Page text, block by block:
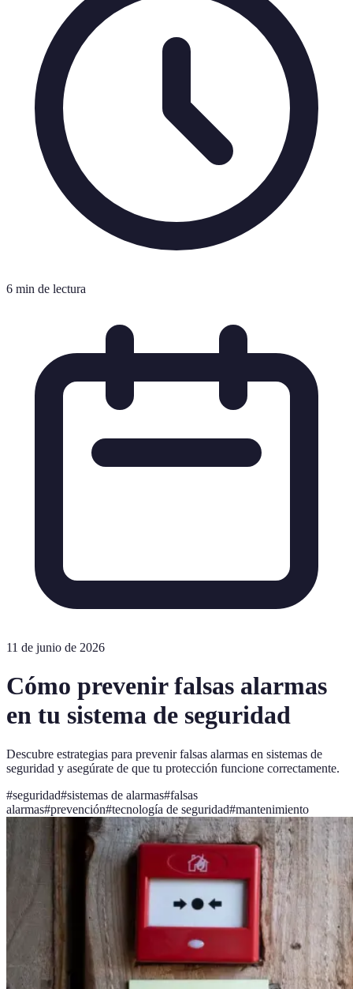
6 min de lectura
11 de junio de 2026
Cómo prevenir falsas alarmas
en tu sistema de seguridad
Descubre estrategias para prevenir falsas alarmas en sistemas de
seguridad y asegúrate de que tu protección funcione correctamente.
#seguridad#sistemas de alarmas#falsas
alarmas#prevención#tecnología de seguridad#mantenimiento